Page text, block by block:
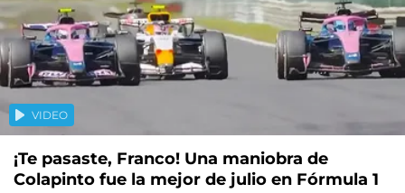
VIDEO
¡Te pasaste, Franco! Una maniobra de
Colapinto fue la mejor de julio en Fórmula 1